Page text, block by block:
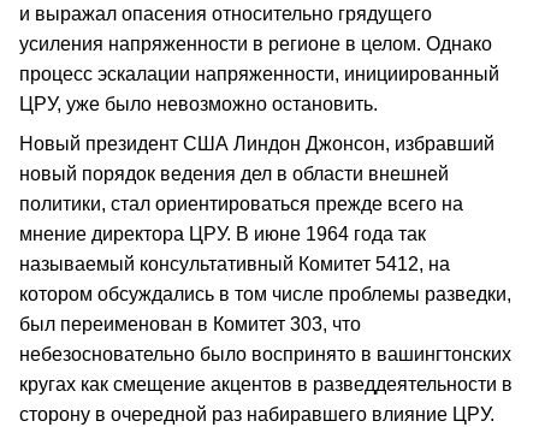
и выражал опасения относительно грядущего
усиления напряженности в регионе в целом. Однако
процесс эскалации напряженности, инициированный
ЦРУ, уже было невозможно остановить.
Новый президент США Линдон Джонсон, избравший
новый порядок ведения дел в области внешней
политики, стал ориентироваться прежде всего на
мнение директора ЦРУ. В июне 1964 года так
называемый консультативный Комитет 5412, на
котором обсуждались в том числе проблемы разведки,
был переименован в Комитет 303, что
небезосновательно было воспринято в вашингтонских
кругах как смещение акцентов в разведдеятельности в
сторону в очередной раз набиравшего влияние ЦРУ.